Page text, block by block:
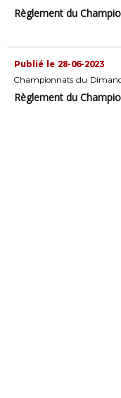
Règlement du
Publié le 28-06-2023
Championnats du
Règlement du